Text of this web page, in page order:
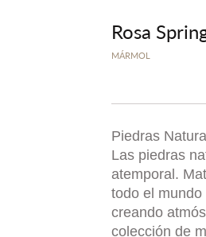
Rosa
MÁRMOL
Piedras
Las piedras
atemporal.
todo el
creando
colección de